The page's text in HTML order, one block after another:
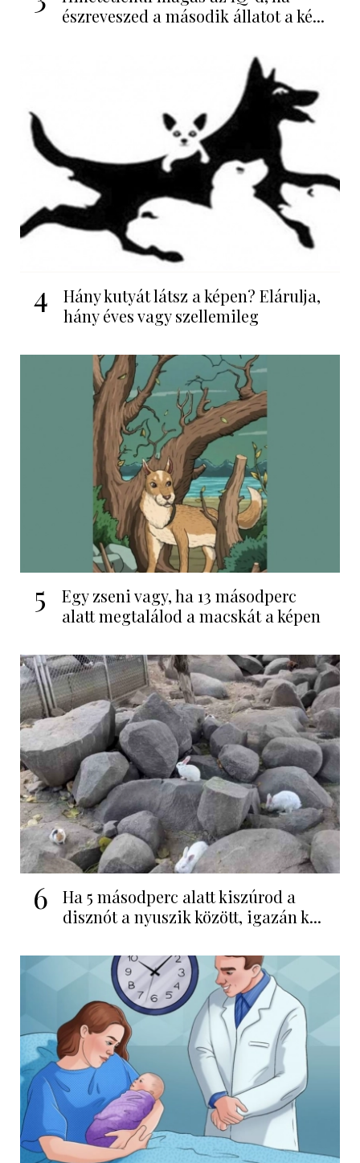
észreveszed a második állatot a ké...
4
Hány kutyát látsz a képen? Elárulja,
hány éves vagy szellemileg
5
Egy zseni vagy, ha 13 másodperc
alatt megtalálod a macskát a képen
6
Ha 5 másodperc alatt kiszúrod a
disznót a nyuszik között, igazán k...